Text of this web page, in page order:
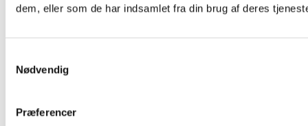
dem, eller som de har indsamlet fra din brug af deres
Nødvendig
Præferencer